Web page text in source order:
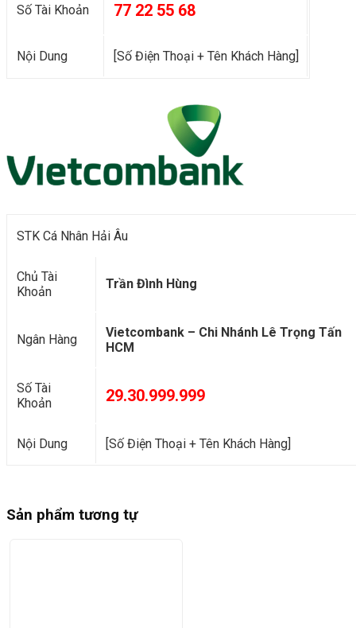
Số Tài Khoản 77 22 55 68
Nội Dung [Số Điện Thoại + Tên Khách Hàng]
STK Cá Nhân Hải Âu
Chủ Tài
Khoản
Trần Đình Hùng
Ngân Hàng
Vietcombank – Chi Nhánh Lê Trọng Tấn
HCM
Số Tài
Khoản
29.30.999.999
Nội Dung [Số Điện Thoại + Tên Khách Hàng]
Sản phẩm tương tự